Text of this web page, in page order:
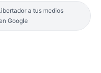
a tus medios
Google